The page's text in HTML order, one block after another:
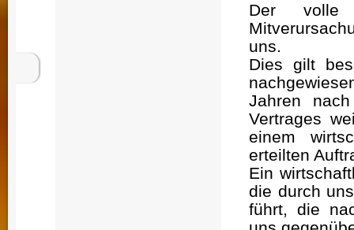
Der volle
uns.
Dies gilt
Jahren
Vertrages
einem
erteilten
Ein
die durch
führt, die